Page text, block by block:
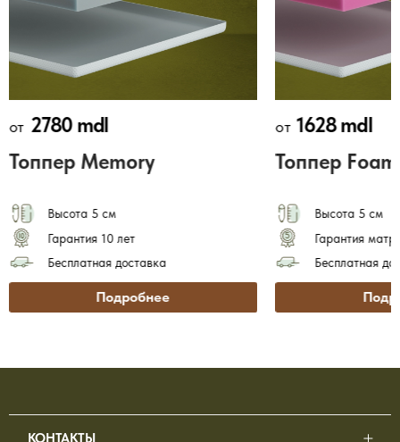
от 2780 mdl
Топпер Memory
Высота 5 см
Гарантия 10 лет
Бесплатная доставка
Подробнее
от 1628 mdl
Топпер Foam
Высота 5 см
Гарантия
Бесплатная
КОНТАКТЫ